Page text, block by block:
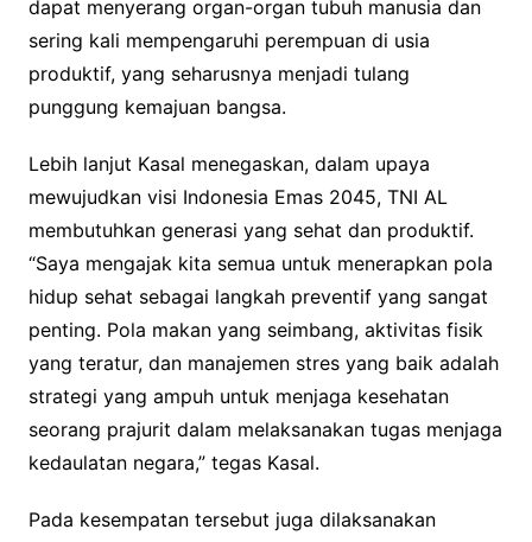
dapat menyerang organ-organ tubuh manusia dan
sering kali mempengaruhi perempuan di usia
produktif, yang seharusnya menjadi tulang
punggung kemajuan bangsa.
Lebih lanjut Kasal menegaskan, dalam upaya
mewujudkan visi Indonesia Emas 2045, TNI AL
membutuhkan generasi yang sehat dan produktif.
“Saya mengajak kita semua untuk menerapkan pola
hidup sehat sebagai langkah preventif yang sangat
penting. Pola makan yang seimbang, aktivitas fisik
yang teratur, dan manajemen stres yang baik adalah
strategi yang ampuh untuk menjaga kesehatan
seorang prajurit dalam melaksanakan tugas menjaga
kedaulatan negara,” tegas Kasal.
Pada kesempatan tersebut juga dilaksanakan